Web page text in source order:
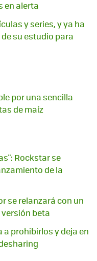
en alerta
y series, y ya ha
su estudio para
por una sencilla
de maíz
Rockstar se
de la
se relanzará con un
beta
prohibirlos y deja en